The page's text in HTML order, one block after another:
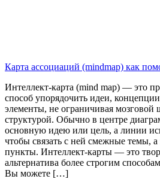
Карта ассоциаций (mindmap) как
Интеллект‑карта (mind map) — это
способ упорядочить идеи,
элементы, не ограничивая
структурой. Обычно в центре
основную идею или цель, а линии
чтобы связать с ней смежные темы,
пункты. Интеллект‑карты — это
альтернатива более строгим
Вы можете […]